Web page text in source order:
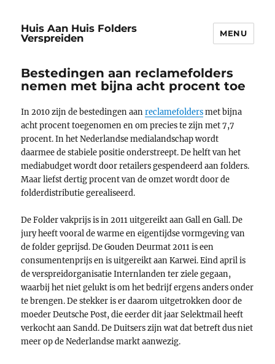
Huis Aan Huis Folders
Verspreiden
MENU
Bestedingen aan reclamefolders
nemen met bijna acht procent toe
In 2010 zijn de bestedingen aanreclamefoldersmet bijna
acht procent toegenomen en om precies te zijn met 7,7
procent. In het Nederlandse medialandschap wordt
daarmee de stabiele positie onderstreept. De helft van het
mediabudget wordt door retailers gespendeerd aan folders.
Maar liefst dertig procent van de omzet wordt door de
folderdistributie gerealiseerd.
De Folder vakprijs is in 2011 uitgereikt aan Gall en Gall. De
jury heeft vooral de warme en eigentijdse vormgeving van
de folder geprijsd. De Gouden Deurmat 2011 is een
consumentenprijs en is uitgereikt aan Karwei. Eind april is
de verspreidorganisatie Internlanden ter ziele gegaan,
waarbij het niet gelukt is om het bedrijf ergens anders onder
te brengen. De stekker is er daarom uitgetrokken door de
moeder Deutsche Post, die eerder dit jaar Selektmail heeft
verkocht aan Sandd. De Duitsers zijn wat dat betreft dus niet
meer op de Nederlandse markt aanwezig.